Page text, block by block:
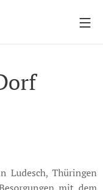
Ludesch, Thüringen